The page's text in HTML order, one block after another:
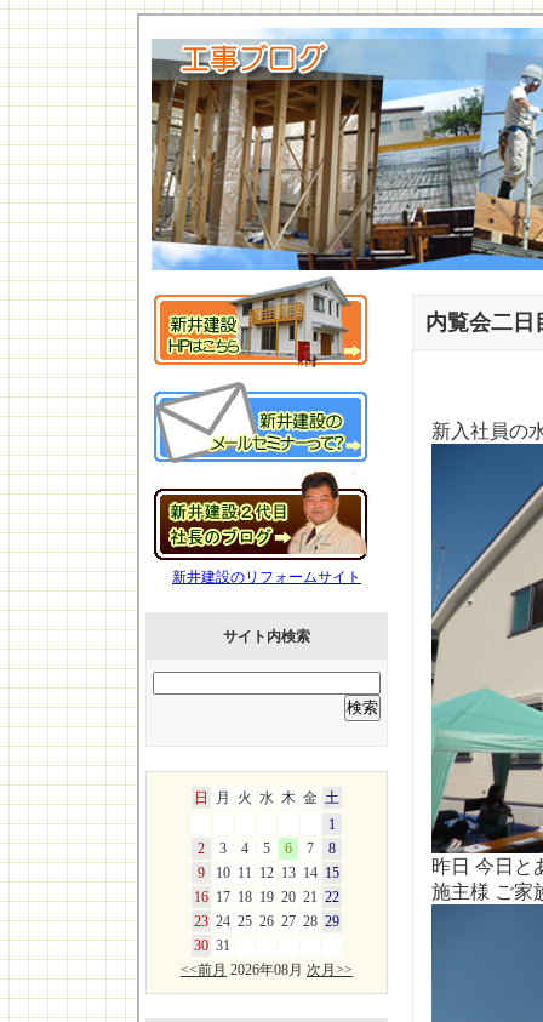
新井建設のリフォームサイト
サイト内検索
日 月 火 水 木 金 土
1
2
3 4 5 6 7
8
9
10 11 12 13 14 15
16 17 18 19 20 21 22
23 24 25 26 27 28 29
30 31
<<前月 2026年08月 次月>>
内覧会二日
新入社員の
昨日 今日と
施主様 ご家